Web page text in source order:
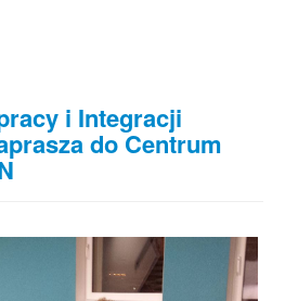
i Integracji
do Centrum